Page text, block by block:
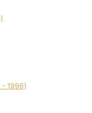
- 1996)